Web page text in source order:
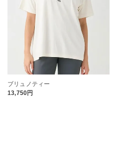
ブリュノティー
13,750円